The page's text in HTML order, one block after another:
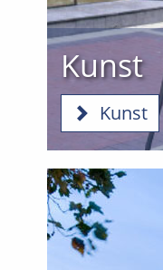
Kunst
Kunst